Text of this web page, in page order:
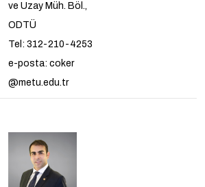
ve Uzay Müh. Böl.,
ODTÜ
Tel: 312-210-4253
e-posta: coker
@metu.edu.tr